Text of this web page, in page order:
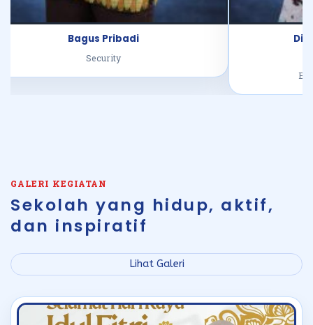
Dinira Ayu Isyahna, S.Pd
GURU
BIMBINGAN KONSELING
GALERI KEGIATAN
Sekolah yang hidup, aktif,
dan inspiratif
Lihat Galeri